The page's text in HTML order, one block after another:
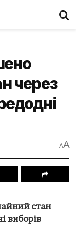
через
AA
стан
виборів